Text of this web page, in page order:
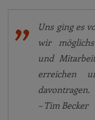
Uns ging es
wir
und
erreichen
davontragen.
– Tim Becker